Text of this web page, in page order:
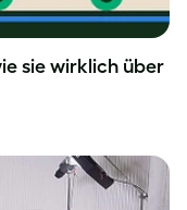
sie wirklich über